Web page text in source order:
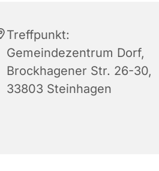
Treffpunkt:
Gemeindezentrum Dorf,
Brockhagener Str. 26-30,
33803 Steinhagen